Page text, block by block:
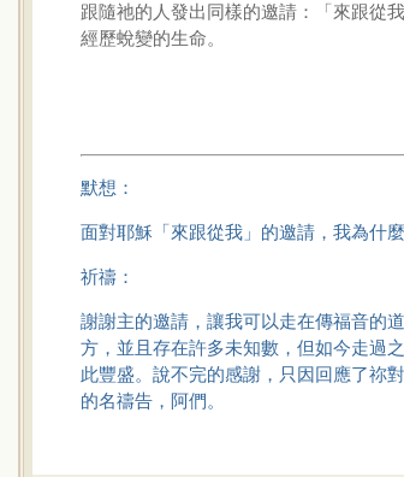
跟隨祂的人發出同樣的邀請：「來跟從
經歷蛻變的生命。
默想：
面對耶穌「來跟從我」的邀請，我為什
祈禱：
謝謝主的邀請，讓我可以走在傳福音的
方，並且存在許多未知數，但如今走過
此豐盛。說不完的感謝，只因回應了祢
的名禱告，阿們。